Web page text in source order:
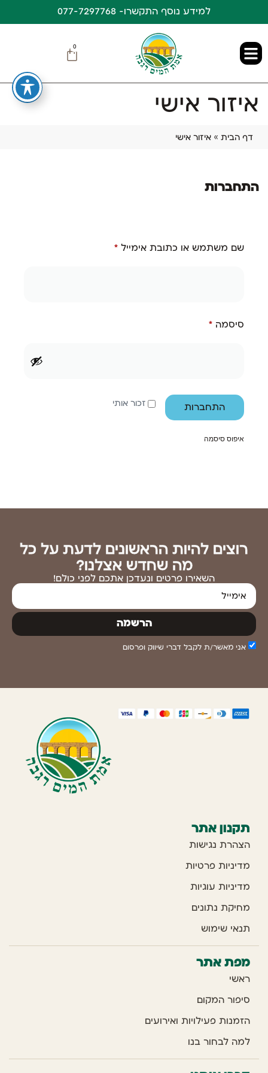
למידע נוסף התקשרו- 077-7297768
0
איזור אישי
דף הבית » איזור אישי
התחברות
שם משתמש או כתובת אימייל *
סיסמה *
זכור אותי התחברות
איפוס סיסמה
רוצים להיות הראשונים לדעת על כל
מה שחדש אצלנו?
השאירו פרטים ונעדכן אתכם לפני כולם!
אני מאשר/ת לקבל דברי שיווק ופרסום
הרשמה
תקנון אתר
הצהרת נגישות
מדיניות פרטיות
מדיניות עוגיות
מחיקת נתונים
תנאי שימוש
מפת אתר
ראשי
סיפור המקום
הזמנות פעילויות ואירועים
למה לבחור בנו